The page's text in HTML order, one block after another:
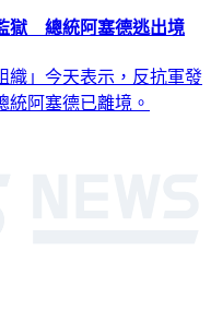
獄 總統阿塞德逃出境
織」今天表示，反抗軍發
統阿塞德已離境。